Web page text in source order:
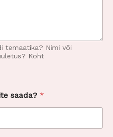
temaatika? Nimi või
Koht
saada? *